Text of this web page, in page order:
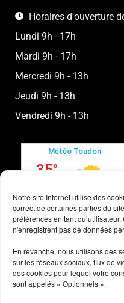
Notre site Internet utilise des
correct de certaines parties du
préférences en tant
n'enregistrent pas de données
En revanche, nous utilisons des
sur les réseaux sociaux, flux de
des cookies pour lequel votre
sont appelés « Optionnels ».
Horaires d'ouverture
Lundi 9h - 17h
Mardi 9h - 17h
Mercredi 9h - 13h
Jeudi 9h - 13h
Vendredi 9h - 13h